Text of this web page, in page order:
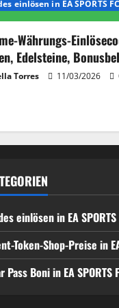
einlösen in EA SPORTS
Währungs-
Edelsteine,
Torres 11/03/2026
einlösen in EA
Token-Shop-Preise in
Pass Boni in EA SPORTS